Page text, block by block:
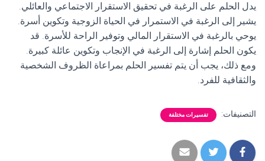
يدل الحلم على الرغبة في تحقيق الاستقرار الاجتماعي والعائلي.
يشير إلى الرغبة في الاستمرار في الحياة الزوجية وتكوين أسرة.
يوحي بالرغبة في الاستقرار المالي وتوفير الراحة للأسرة. قد
يكون الحلم إشارة إلى الرغبة في الإنجاب وتكوين عائلة كبيرة.
ومع ذلك، يجب أن يتم تفسير الحلم بمراعاة الظروف الشخصية
والثقافية للفرد.
التصنيفات: تفسيرات مختلفة